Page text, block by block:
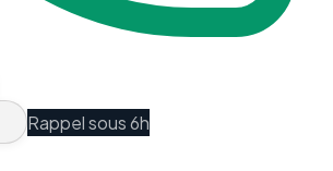
Rappel sous 6h